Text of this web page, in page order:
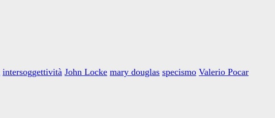
intersoggettività John Locke mary douglas specismo Valerio Pocar